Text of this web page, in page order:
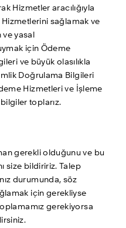
Hizmetler aracılığıyla
Hizmetlerini sağlamak ve
yasal
için Ödeme
ve büyük olasılıkla
Doğrulama Bilgileri
Hizmetleri ve İşleme
toplarız.
gerekli olduğunu ve bu
size bildiririz. Talep
durumunda, söz
için gerekliyse
gerekiyorsa